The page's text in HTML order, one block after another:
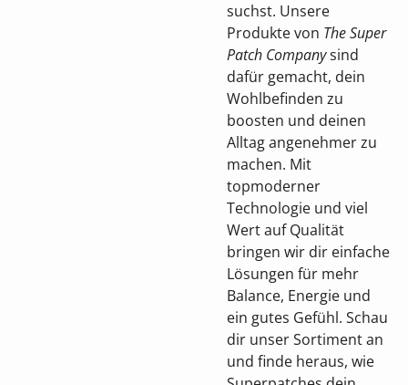
suchst. Unsere
Produkte von The Super
Patch Companysind
dafür gemacht, dein
Wohlbefinden zu
boosten und deinen
Alltag angenehmer zu
machen. Mit
topmoderner
Technologie und viel
Wert auf Qualität
bringen wir dir einfache
Lösungen für mehr
Balance, Energie und
ein gutes Gefühl. Schau
dir unser Sortiment an
und finde heraus, wie